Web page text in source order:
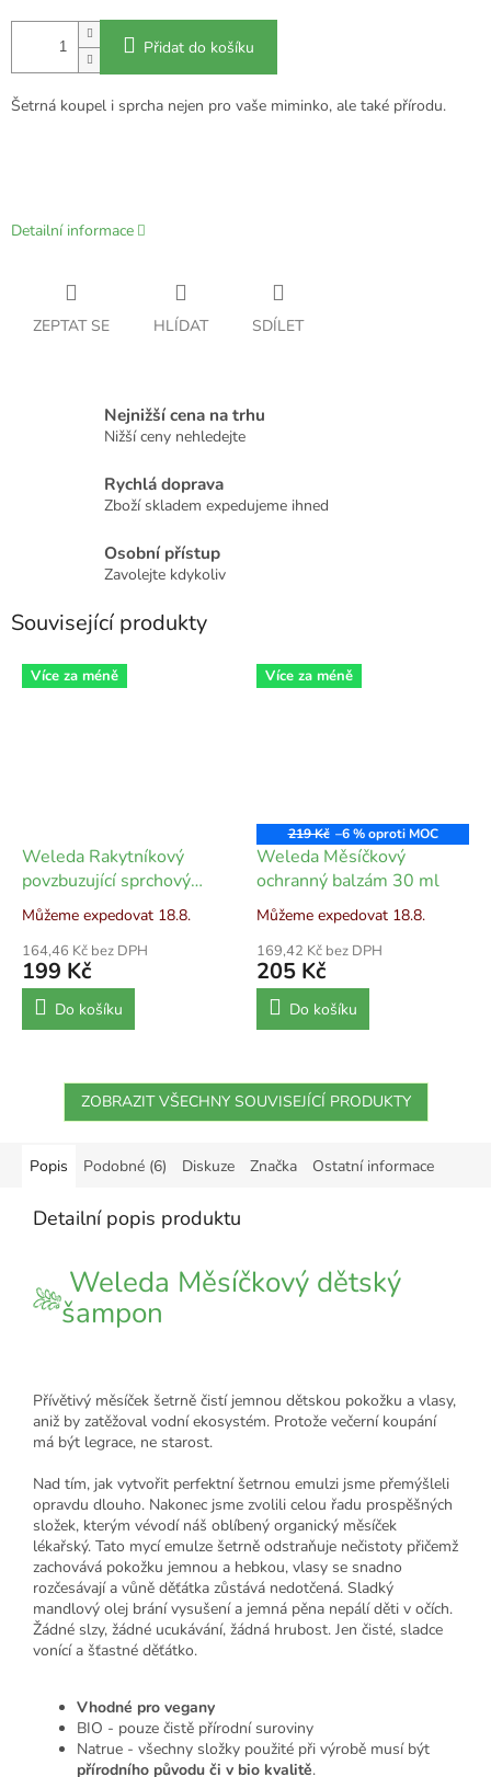
Přidat do košíku
Šetrná koupel i sprcha nejen pro vaše miminko, ale také přírodu.
Detailní informace
ZEPTAT SE HLÍDAT SDÍLET
Nejnižší cena na trhu
Nižší ceny nehledejte
Rychlá doprava
Zboží skladem expedujeme ihned
Osobní přístup
Zavolejte kdykoliv
Související produkty
Více za méně
Weleda Rakytníkový
povzbuzující sprchový
krém Vitality 200 ml
Můžeme expedovat 18.8.
164,46 Kč bez DPH
199 Kč
Do košíku
Více za méně
219 Kč –6 %
Weleda Měsíčkový
ochranný balzám 30 ml
Můžeme expedovat 18.8.
169,42 Kč bez DPH
205 Kč
Do košíku
ZOBRAZIT VŠECHNY SOUVISEJÍCÍ PRODUKTY
Popis Podobné (6) Diskuze Značka Ostatní informace
Detailní popis produktu
Weleda Měsíčkový dětský
šampon
Přívětivý měsíček šetrně čistí jemnou dětskou pokožku a vlasy,
aniž by zatěžoval vodní ekosystém. Protože večerní koupání
má být legrace, ne starost.
Nad tím, jak vytvořit perfektní šetrnou emulzi jsme přemýšleli
opravdu dlouho. Nakonec jsme zvolili celou řadu prospěšných
složek, kterým vévodí náš oblíbený organický měsíček
lékařský. Tato mycí emulze šetrně odstraňuje nečistoty přičemž
zachovává pokožku jemnou a hebkou, vlasy se snadno
rozčesávají a vůně děťátka zůstává nedotčená. Sladký
mandlový olej brání vysušení a jemná pěna nepálí děti v očích.
Žádné slzy, žádné ucukávání, žádná hrubost. Jen čisté, sladce
vonící a šťastné děťátko.
Vhodné pro vegany
BIO - pouze čistě přírodní suroviny
Natrue - všechny složky použité při výrobě musí být
přírodního původu či v bio kvalitě.